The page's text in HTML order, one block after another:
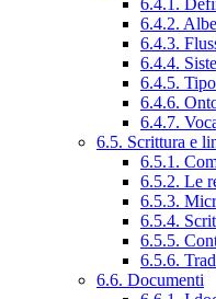
6.4.1.
6.4.2.
6.4.3.
6.4.4.
6.4.5.
6.4.6.
6.4.7.
6.5. Scrittura e
6.5.1.
6.5.2. Le
6.5.3.
6.5.4.
6.5.5.
6.5.6.
6.6. Documenti